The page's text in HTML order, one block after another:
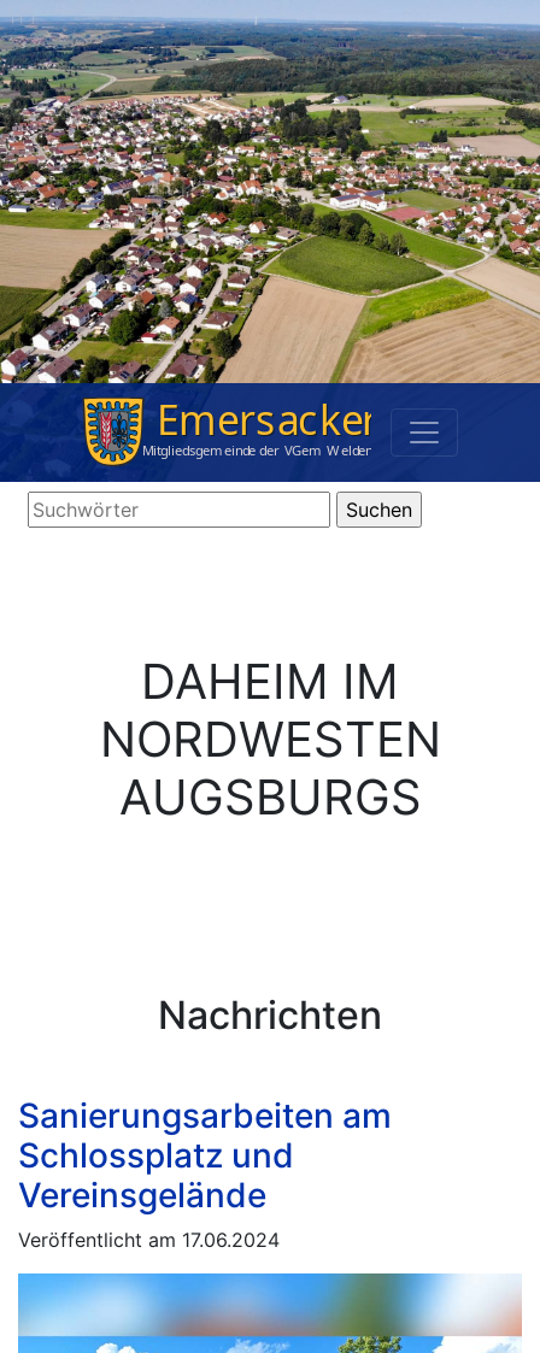
DAHEIM IM
NORDWESTEN
AUGSBURGS
Nachrichten
Sanierungsarbeiten am
Schlossplatz und
Vereinsgelände
Veröffentlicht am 17.06.2024